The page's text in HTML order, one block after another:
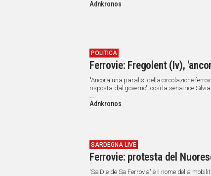
Adnkronos
POLITICA
Ferrovie: Fregolent (Iv),
"Ancora una paralisi della circolazione
risposta dal governo", così la senatrice
Adnkronos
SARDEGNA LIVE
Ferrovie: protesta del
'Sa Die de Sa Ferrovia' è il nome della